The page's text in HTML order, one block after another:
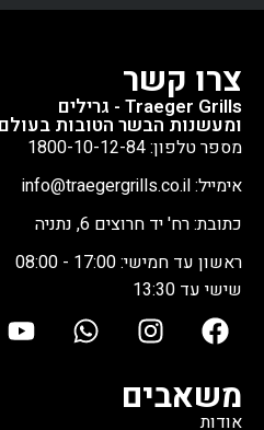
צרו קשר
Traeger Grills - גרילים
ומעשנות הבשר הטובות בעולם
מספר טלפון: 1800-10-12-84
אימייל: info@traegergrills.co.il
כתובת: רח' יד חרוצים 6, נתניה
ראשון עד חמישי: 17:00 - 08:00
שישי עד 13:30
משאבים
אודות